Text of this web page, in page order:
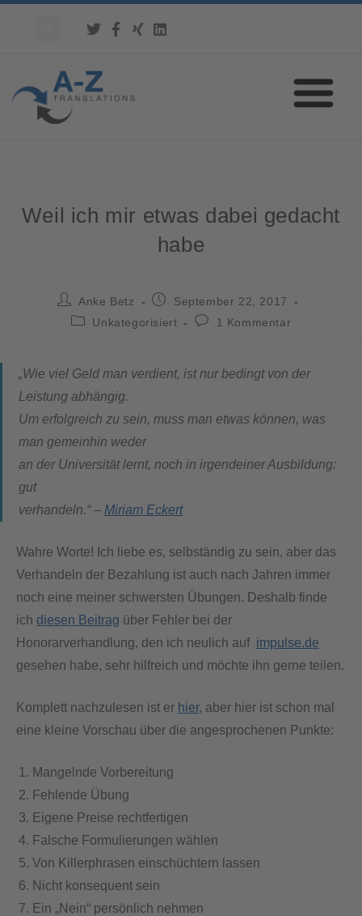
Weil ich mir etwas dabei gedacht
habe
Anke Betz
September 22, 2017
Unkategorisiert
1 Kommentar
„Wie viel Geld man verdient, ist nur bedingt von der
Leistung abhängig.
Um erfolgreich zu sein, muss man etwas können, was
man gemeinhin weder
an der Universität lernt, noch in irgendeiner Ausbildung:
gut
verhandeln.“ – Miriam Eckert
Wahre Worte! Ich liebe es, selbständig zu sein, aber das
Verhandeln der Bezahlung ist auch nach Jahren immer
noch eine meiner schwersten Übungen. Deshalb finde
ich diesen Beitrag über Fehler bei der
Honorarverhandlung, den ich neulich auf impulse.de
gesehen habe, sehr hilfreich und möchte ihn gerne teilen.
Komplett nachzulesen ist er hier, aber hier ist schon mal
eine kleine Vorschau über die angesprochenen Punkte:
Mangelnde Vorbereitung
Fehlende Übung
Eigene Preise rechtfertigen
Falsche Formulierungen wählen
Von Killerphrasen einschüchtern lassen
Nicht konsequent sein
Ein „Nein“ persönlich nehmen